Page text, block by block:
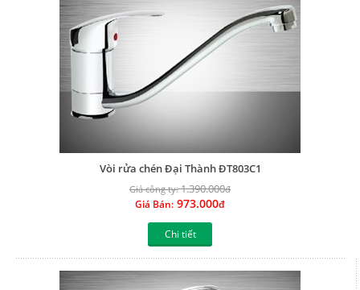
Vòi rửa chén Đại Thành ĐT803C1
Giá công ty:1.390.000đ
Giá Bán: 973.000đ
Chi tiết